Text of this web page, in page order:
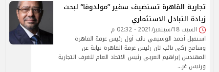
تجارية القاهرة تستضيف سفير ”مولدوفا” لبحث
زيادة التبادل الاستثماري
السبت 18/سبتمبر/2021 - 02:32 م
استقبل أحمد الوسيمي نائب أول رئيس غرفة القاهرة
وسامح زكي نائب ثان رئيس غرفة القاهرة نيابة عن
المهندس إبراهيم العربي رئيس الاتحاد العام للغرف التجارية
ورئيس غر…